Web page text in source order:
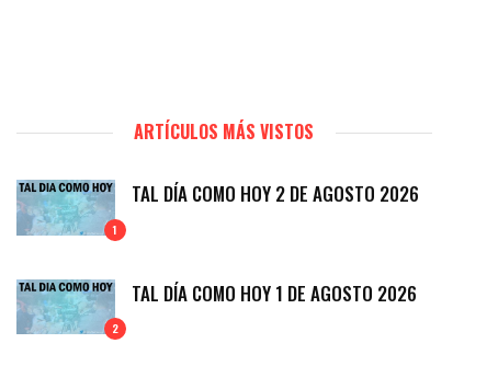
ARTÍCULOS MÁS VISTOS
1
TAL DÍA COMO HOY 2 DE AGOSTO 2026
2
TAL DÍA COMO HOY 1 DE AGOSTO 2026